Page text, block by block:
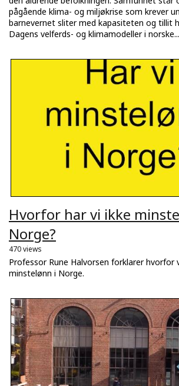
pågående klima- og miljøkrise som krever
barnevernet sliter med kapasiteten og tillit
Dagens velferds- og klimamodeller i norske...
Hvorfor har vi ikke
Norge?
470 views
Professor Rune Halvorsen forklarer hvorfor
minstelønn i Norge.